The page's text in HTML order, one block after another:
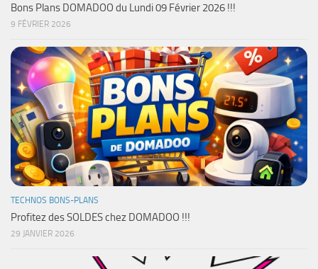
Bons Plans DOMADOO du Lundi 09 Février 2026 !!!
9 FÉVRIER 2026
TECHNOS BONS-PLANS
Profitez des SOLDES chez DOMADOO !!!
29 JANVIER 2026